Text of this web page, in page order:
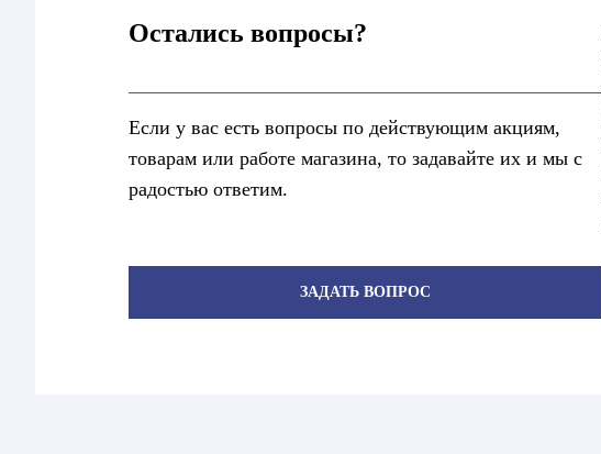
Остались вопросы?
Если у вас есть вопросы по действующим акциям,
товарам или работе магазина, то задавайте их и мы с
радостью ответим.
ЗАДАТЬ ВОПРОС